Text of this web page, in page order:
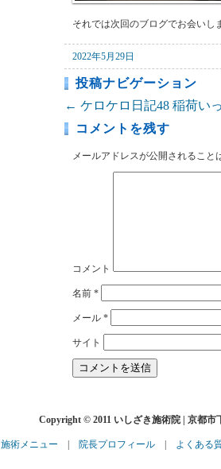
それでは次回のブログでお会い
2022年5月29日
投稿ナビゲーション
← ケロケロ日記48 稲荷い
コメントを残す
メールアドレスが公開されること
コメント
名前 *
メール *
サイト
Copyright © 2011 いしざき施術院 | 京都
施術メニュー 院長プロフィール
よくある